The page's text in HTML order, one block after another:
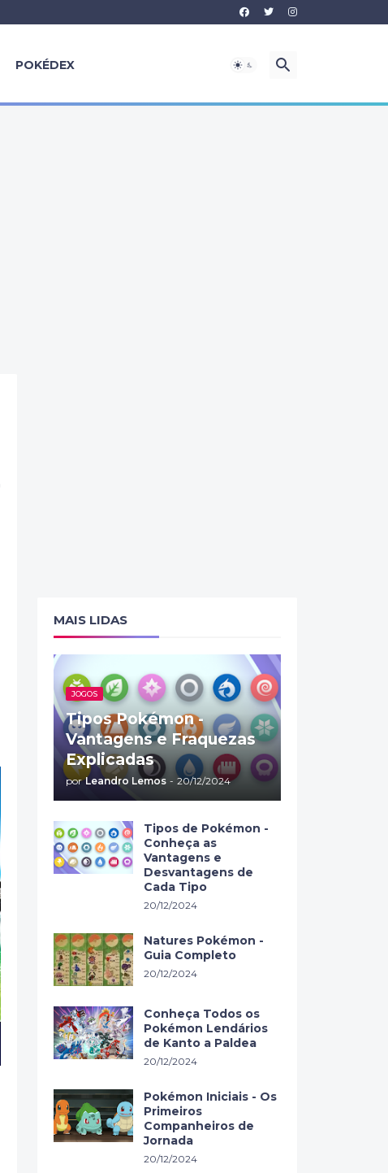
POKÉDEX
MAIS LIDAS
JOGOS
Tipos Pokémon -
Vantagens e Fraquezas
Explicadas
por Leandro Lemos - 20/12/2024
Tipos de Pokémon -
Conheça as
Vantagens e
Desvantagens de
Cada Tipo
20/12/2024
Natures Pokémon -
Guia Completo
20/12/2024
Conheça Todos os
Pokémon Lendários
de Kanto a Paldea
20/12/2024
Pokémon Iniciais - Os
Primeiros
Companheiros de
Jornada
20/12/2024